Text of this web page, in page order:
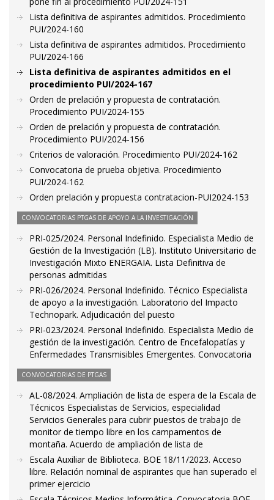
Lista definitiva de aspirantes admitidos. Procedimiento
PUI/2024-160
Lista definitiva de aspirantes admitidos. Procedimiento
PUI/2024-166
Lista definitiva de aspirantes admitidos en el
procedimiento PUI/2024-167
Orden de prelación y propuesta de contratación.
Procedimiento PUI/2024-155
Orden de prelación y propuesta de contratación.
Procedimiento PUI/2024-156
Criterios de valoración. Procedimiento PUI/2024-162
Convocatoria de prueba objetiva. Procedimiento
PUI/2024-162
Orden prelación y propuesta contratacion-PUI2024-153
CONVOCATORIAS PTGAS DE APOYO A LA INVESTIGACIÓN
PRI-025/2024. Personal Indefinido. Especialista Medio de
Gestión de la Investigación (LB). Instituto Universitario de
Investigación Mixto ENERGAIA. Lista Definitiva de
personas admitidas
PRI-026/2024. Personal Indefinido. Técnico Especialista
de apoyo a la investigación. Laboratorio del Impacto
Technopark. Adjudicación del puesto
PRI-023/2024. Personal Indefinido. Especialista Medio de
gestión de la investigación. Centro de Encefalopatías y
Enfermedades Transmisibles Emergentes. Convocatoria
CONVOCATORIAS DE PTGAS
AL-08/2024. Ampliación de lista de espera de la Escala de
Técnicos Especialistas de Servicios, especialidad
Servicios Generales para cubrir puestos de trabajo de
monitor de tiempo libre en los campamentos de
montaña. Acuerdo de ampliación de lista de
Escala Auxiliar de Biblioteca. BOE 18/11/2023. Acceso
libre. Relación nominal de aspirantes que han superado el
primer ejercicio